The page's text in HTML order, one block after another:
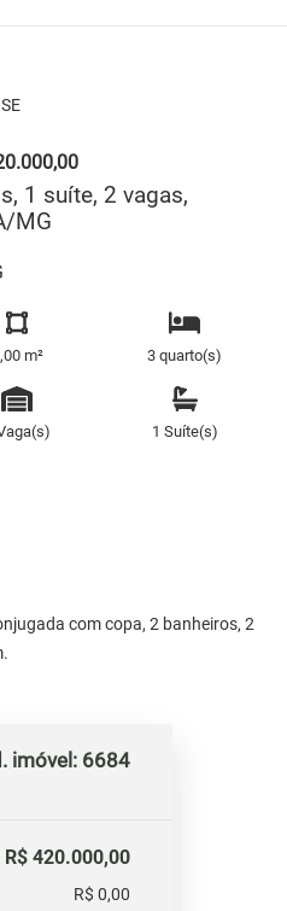
1 suíte, 2 vagas,
MG
m² 3 quarto(s)
1 Suíte(s)
com copa, 2 banheiros, 2
imóvel: 6684
R$ 420.000,00
R$ 0,00